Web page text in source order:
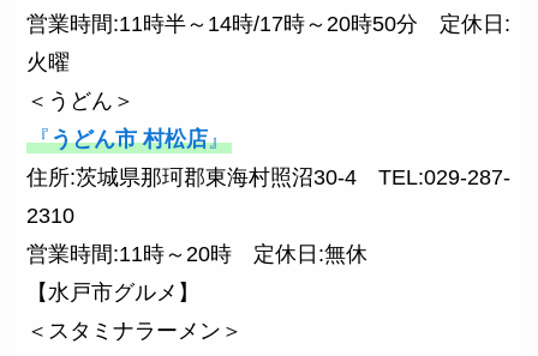
営業時間:11時半～14時/17時～20時50分 定休日:
火曜
＜うどん＞
『うどん市 村松店』
住所:茨城県那珂郡東海村照沼30-4 TEL:029-287-
2310
営業時間:11時～20時 定休日:無休
【水戸市グルメ】
＜スタミナラーメン＞